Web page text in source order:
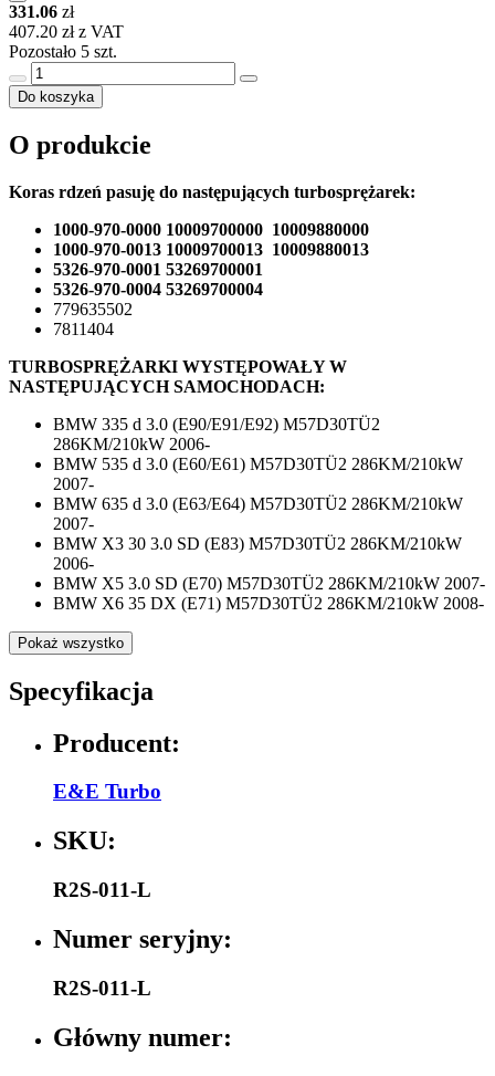
331.06 zł
407.20 zł z VAT
Pozostało 5 szt.
Do koszyka
O produkcie
Koras rdzeń pasuję do następujących turbosprężarek:
1000-970-0000 10009700000 10009880000
1000-970-0013 10009700013 10009880013
5326-970-0001 53269700001
5326-970-0004 53269700004
779635502
7811404
TURBOSPRĘŻARKI WYSTĘPOWAŁY W
NASTĘPUJĄCYCH SAMOCHODACH:
BMW 335 d 3.0 (E90/E91/E92) M57D30TÜ2
286KM/210kW 2006-
BMW 535 d 3.0 (E60/E61) M57D30TÜ2 286KM/210kW
2007-
BMW 635 d 3.0 (E63/E64) M57D30TÜ2 286KM/210kW
2007-
BMW X3 30 3.0 SD (E83) M57D30TÜ2 286KM/210kW
2006-
BMW X5 3.0 SD (E70) M57D30TÜ2 286KM/210kW 2007-
BMW X6 35 DX (E71) M57D30TÜ2 286KM/210kW 2008-
Pokaż wszystko
Specyfikacja
Producent:
E&E Turbo
SKU:
R2S-011-L
Numer seryjny:
R2S-011-L
Główny numer: